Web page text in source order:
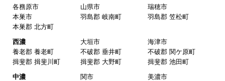
各務原市
山県市
瑞穂市
本巣市
羽島郡 岐南町
羽島郡 笠松町
本巣郡 北方町
西濃
大垣市
海津市
養老郡 養老町
不破郡 垂井町
不破郡 関ケ原町
揖斐郡 揖斐川町
揖斐郡 大野町
揖斐郡 池田町
中濃
関市
美濃市